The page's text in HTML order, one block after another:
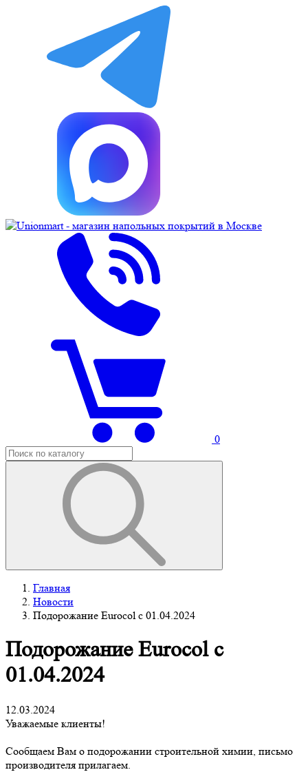
0
Главная
Новости
Подорожание Eurocol c 01.04.2024
Подорожание Eurocol c
01.04.2024
12.03.2024
Уважаемые клиенты!
Сообщаем Вам о подорожании строительной химии, письмо
производителя прилагаем.